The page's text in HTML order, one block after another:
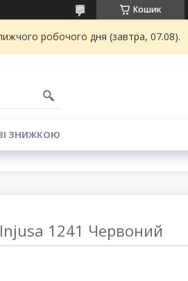
Кошик
робочого дня (завтра, 07.08).
ЗНИЖКОЮ
1241 Червоний